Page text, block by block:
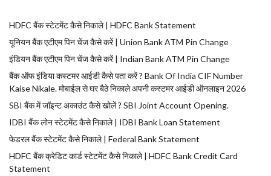
HDFC बैंक स्टेटमेंट कैसे निकाले | HDFC Bank Statement
यूनियन बैंक एटीएम पिन चेंज कैसे करें | Union Bank ATM Pin Change
इंडियन बैंक एटीएम पिन चेंज कैसे करें | Indian Bank ATM Pin Change
बैंक ऑफ इंडिया कस्टमर आईडी कैसे पता करें ? Bank Of India CIF Number
Kaise Nikale. मोबाईल से घर बैठे निकाले अपनी कस्टमर आईडी ऑनलाइन 2026
SBI बैंक में जॉइन्ट अकाउंट कैसे खोलें ? SBI Joint Account Opening.
IDBI बैंक लोन स्टेटमेंट कैसे निकाले | IDBI Bank Loan Statement
फेडरल बैंक स्टेटमेंट कैसे निकाले | Federal Bank Statement
HDFC बैंक क्रेडिट कार्ड स्टेटमेंट कैसे निकाले | HDFC Bank Credit Card
Statement